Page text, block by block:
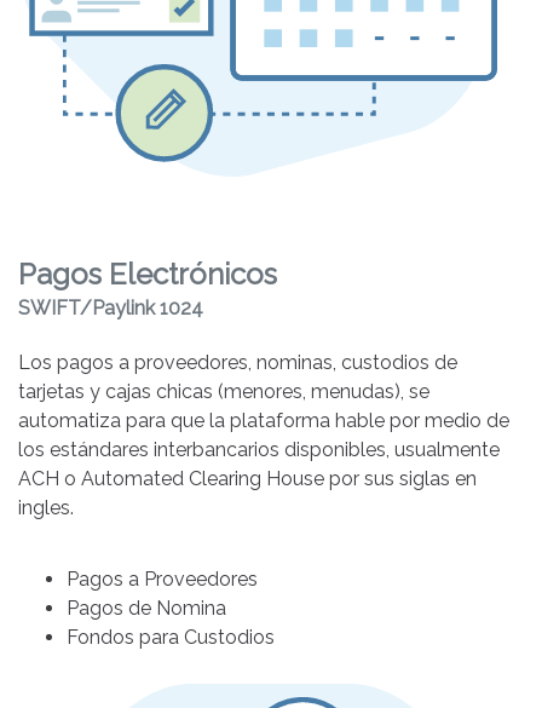
Pagos Electrónicos
SWIFT/Paylink 1024
Los pagos a proveedores, nominas, custodios de
tarjetas y cajas chicas (menores, menudas), se
automatiza para que la plataforma hable por medio de
los estándares interbancarios disponibles, usualmente
ACH o Automated Clearing House por sus siglas en
ingles.
Pagos a Proveedores
Pagos de Nomina
Fondos para Custodios